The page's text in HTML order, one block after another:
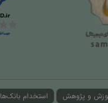
و پژوهش استخدام بانک‌ها